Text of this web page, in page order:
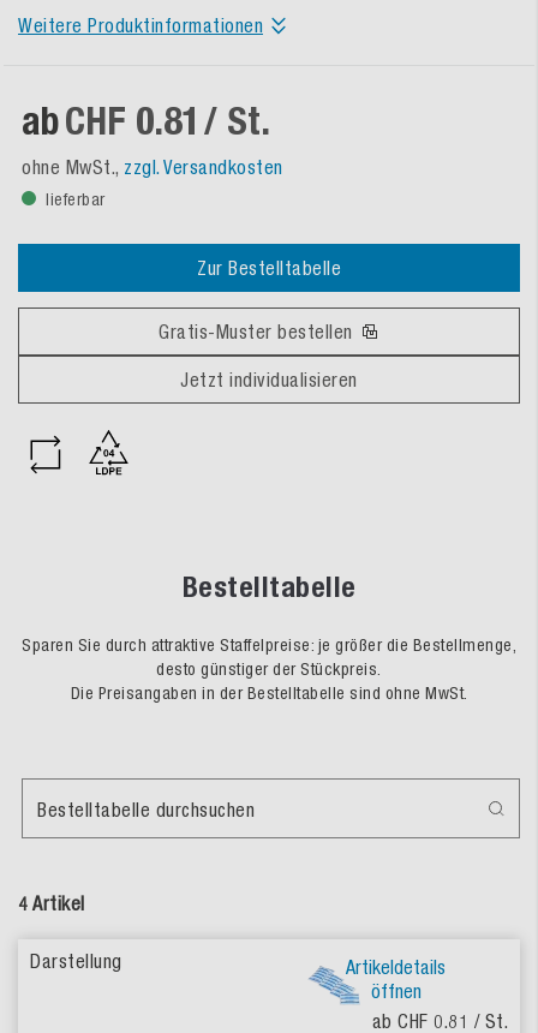
Weitere Produktinformationen
abCHF 0.81 / St.
ohne MwSt., zzgl. Versandkosten
lieferbar
Zur Bestelltabelle
Gratis-Muster bestellen
Jetzt individualisieren
Bestelltabelle
Sparen Sie durch attraktive Staffelpreise: je größer die Bestellmenge,
desto günstiger der Stückpreis.
Die Preisangaben in der Bestelltabelle sind ohne MwSt.
4 Artikel
Bestelltabelle durchsuchen
Artikeldetails
öffnen
ab CHF 0.81 / St.